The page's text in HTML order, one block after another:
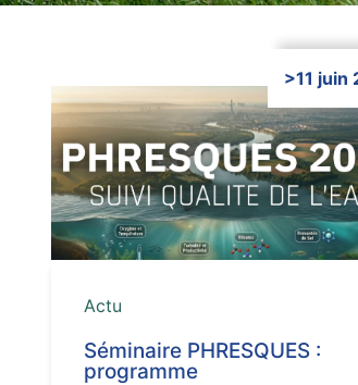
>11 juin
Cliquer ici
Actu
Séminaire PHRESQUES :
programme